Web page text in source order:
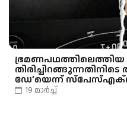
ഭ്രമണപഥത്തിലെത്തിയ
ഡേ’യെന്ന്
19 മാർച്ച്